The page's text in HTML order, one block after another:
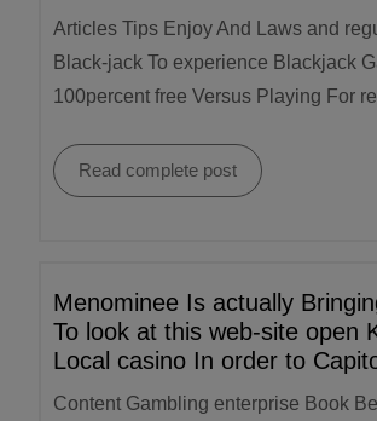
Articles Tips Enjoy And Laws and
Black-jack To experience Blackjack
100percent free Versus Playing For
Read complete post
Menominee Is actually
To look at this web-site open
Local casino In order to
Content Gambling enterprise Book